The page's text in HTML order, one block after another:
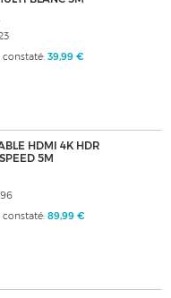
constaté: 39,99 €
HDMI 4K HDR
5M
constaté: 89,99 €